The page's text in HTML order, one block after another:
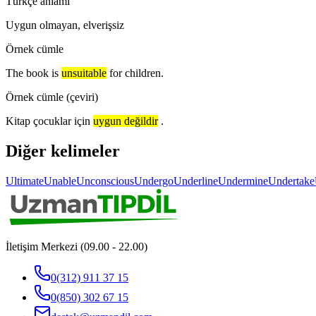
Uygun olmayan, elverişsiz
Örnek cümle
The book is unsuitable for children.
Örnek cümle (çeviri)
Kitap çocuklar için uygun değildir .
Diğer kelimeler
UltimateUnableUnconsciousUndergoUnderlineUndermineUndertake
İletişim Merkezi (09.00 - 22.00)
0(312) 911 37 15
0(850) 302 67 15